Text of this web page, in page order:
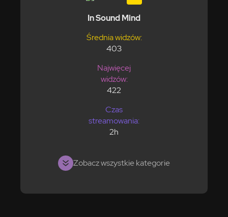
In Sound Mind
Średnia widzów:
403
Najwięcej
widzów:
422
Czas
streamowania:
2h
Zobacz wszystkie kategorie